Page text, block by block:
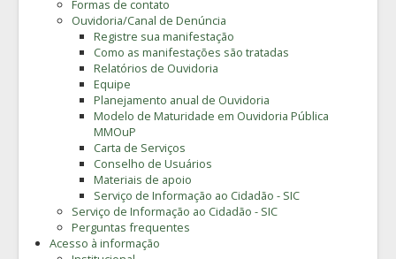
Formas de contato
Ouvidoria/Canal de Denúncia
Registre sua manifestação
Como as manifestações são tratadas
Relatórios de Ouvidoria
Equipe
Planejamento anual de Ouvidoria
Modelo de Maturidade em Ouvidoria Pública
MMOuP
Carta de Serviços
Conselho de Usuários
Materiais de apoio
Serviço de Informação ao Cidadão - SIC
Serviço de Informação ao Cidadão - SIC
Perguntas frequentes
Acesso à informação